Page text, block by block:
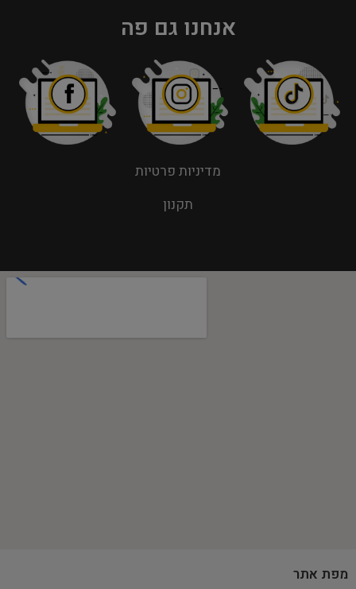
אנחנו גם פה
מדיניות פרטיות
תקנון
מפת אתר